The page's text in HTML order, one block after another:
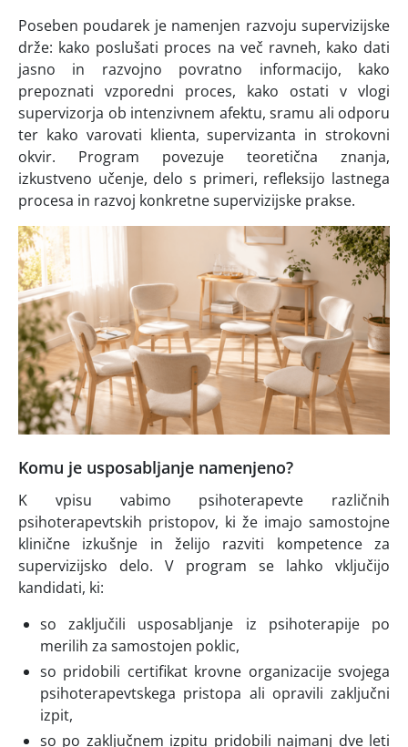
Poseben poudarek je namenjen razvoju supervizijske
drže: kako poslušati proces na več ravneh, kako dati
jasno in razvojno povratno informacijo, kako
prepoznati vzporedni proces, kako ostati v vlogi
supervizorja ob intenzivnem afektu, sramu ali odporu
ter kako varovati klienta, supervizanta in strokovni
okvir. Program povezuje teoretična znanja,
izkustveno učenje, delo s primeri, refleksijo lastnega
procesa in razvoj konkretne supervizijske prakse.
Komu je usposabljanje namenjeno?
K vpisu vabimo psihoterapevte različnih
psihoterapevtskih pristopov, ki že imajo samostojne
klinične izkušnje in želijo razviti kompetence za
supervizijsko delo. V program se lahko vključijo
kandidati, ki:
so zaključili usposabljanje iz psihoterapije po
merilih za samostojen poklic,
so pridobili certifikat krovne organizacije svojega
psihoterapevtskega pristopa ali opravili zaključni
izpit,
so po zaključnem izpitu pridobili najmanj dve leti